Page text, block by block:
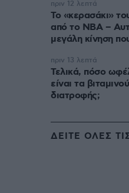
Το «κερασάκι»
από το NBA –
μεγάλη κίνηση
πριν 12 λεπτά
Τελικά, πόσο
είναι τα
διατροφής;
πριν 13 λεπτά
ΔΕΙΤΕ ΟΛΕΣ